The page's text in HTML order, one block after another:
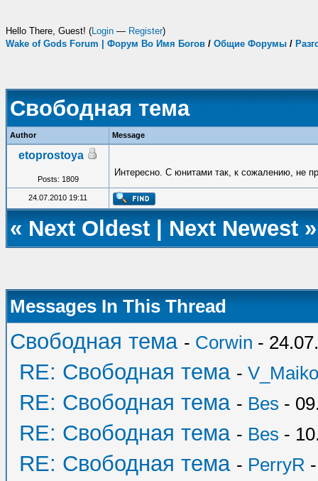
Hello There, Guest! (Login — Register)
Wake of Gods Forum | Форум Во Имя Богов / Общие Форумы /
Свободная тема
Author Message
etoprostoya
Posts: 1809
Интересно. С юнитами так, к сожалению, не
24.07.2010 19:11
« Next Oldest Next Newest »
Messages In This Thread
Свободная тема - Corwin -
RE: Свободная тема - V_Maiko
RE: Свободная тема - Bes -
RE: Свободная тема - Bes -
RE: Свободная тема - PerryR